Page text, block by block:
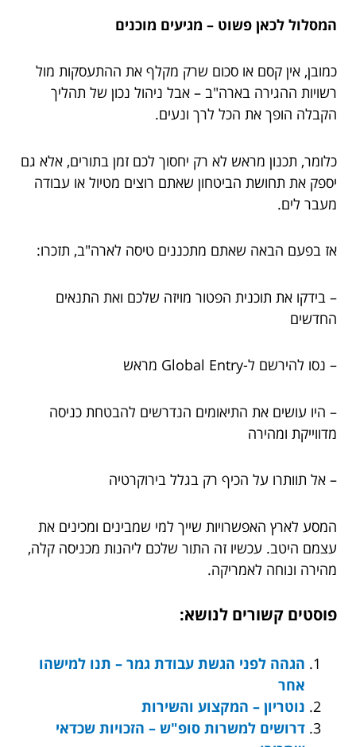
המסלול לכאן פשוט – מגיעים מוכנים
כמובן, אין קסם או סכום שרק מקלף את ההתעסקות מול
רשויות ההגירה בארה"ב – אבל ניהול נכון של תהליך
הקבלה הופך את הכל לרך ונעים.
כלומר, תכנון מראש לא רק יחסוך לכם זמן בתורים, אלא גם
יספק את תחושת הביטחון שאתם רוצים מטיול או עבודה
מעבר לים.
אז בפעם הבאה שאתם מתכננים טיסה לארה"ב, תזכרו:
– בידקו את תוכנית הפטור מויזה שלכם ואת התנאים
החדשים
– נסו להירשם ל-Global Entry מראש
– היו עושים את התיאומים הנדרשים להבטחת כניסה
מדווייקת ומהירה
– אל תוותרו על הכיף רק בגלל בירוקרטיה
המסע לארץ האפשרויות שייך למי שמבינים ומכינים את
עצמם היטב. עכשיו זה התור שלכם ליהנות מכניסה קלה,
מהירה ונוחה לאמריקה.
פוסטים קשורים לנושא:
הגהה לפני הגשת עבודת גמר – תנו למישהו
אחר
נוטריון – המקצוע והשירות
דרושים למשרות סופ"ש – הזכויות שכדאי